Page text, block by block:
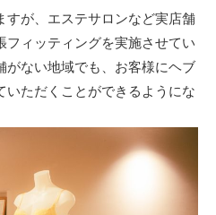
すが、エステサロンなど実店舗
ィッティングを実施させてい
がない地域でも、お客様にヘブ
いただくことができるようにな